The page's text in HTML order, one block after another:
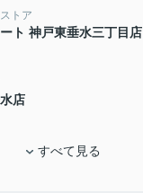
トア
ト 神戸東垂水三丁目店
店
すべて見る